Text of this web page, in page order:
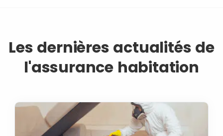
Les dernières actualités de
l'assurance habitation